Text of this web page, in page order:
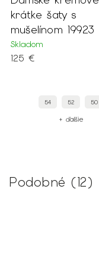
krátke šaty s
mušelínom 19923
Skladom
125 €
54 52 50
+ ďalšie
Podobné (12)